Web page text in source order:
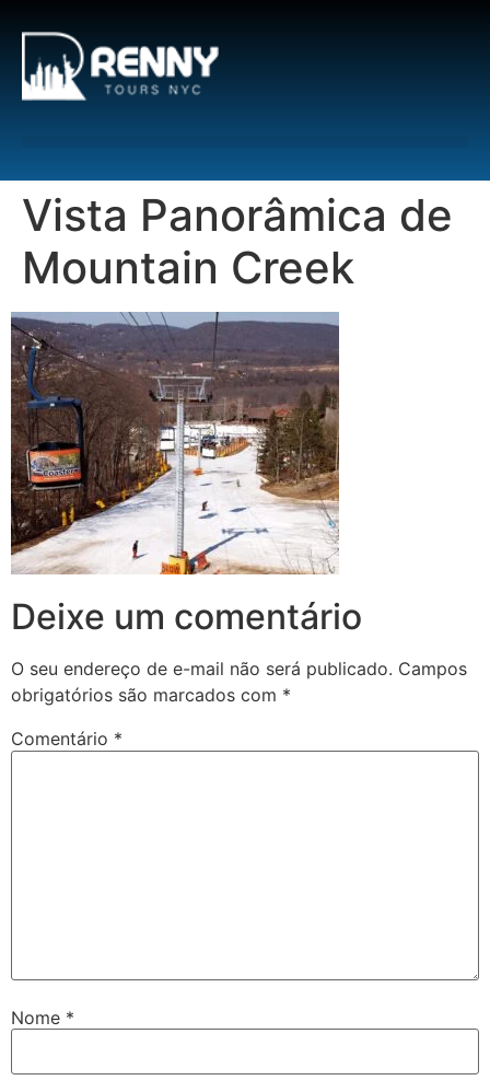
Vista Panorâmica de
Mountain Creek
Deixe um comentário
O seu endereço de e-mail não será publicado. Campos
obrigatórios são marcados com *
Comentário *
Nome *